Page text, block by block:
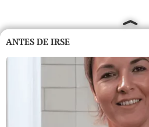
ANTES DE IRSE